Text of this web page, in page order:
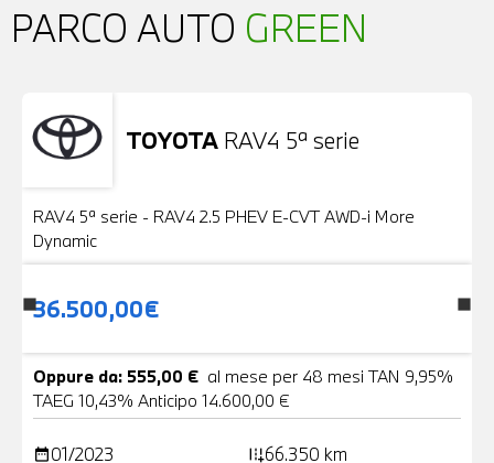
PARCO AUTO GREEN
TOYOTA RAV4 5ª serie
Usato
RAV4 5ª serie - RAV4 2.5 PHEV E-CVT AWD-i More
Dynamic
36.500,00€
Oppure da: 555,00 € al mese per 48 mesi TAN 9,95%
TAEG 10,43% Anticipo 14.600,00 €
date_range01/2023 add_road66.350 km